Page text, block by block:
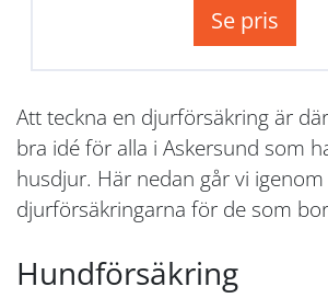
Se pris
Att teckna en djurförsäkring är
bra idé för alla i Askersund som
husdjur. Här nedan går vi
djurförsäkringarna för de som
Hundförsäkring